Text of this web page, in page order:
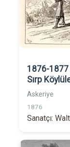
1876-1877
Sırp
Askeriye
1876
Sanatçı: